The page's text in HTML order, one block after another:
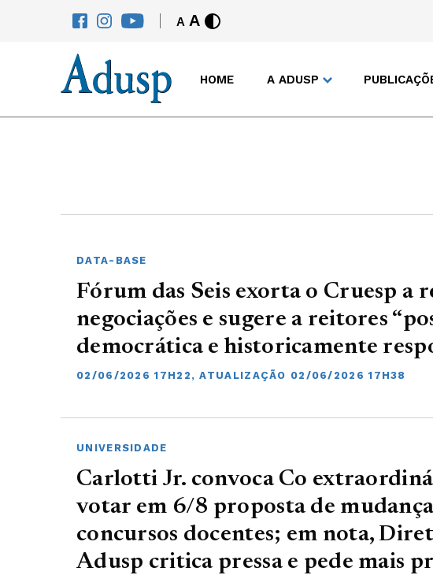
A A
HOME A ADUSP
DATA-BASE
Fórum das Seis exorta o Cruesp a
negociações e sugere a reitores
democrática e historicamente
02/06/2026 17H22, ATUALIZAÇÃO 02/06/2026 17H38
UNIVERSIDADE
Carlotti Jr. convoca Co
votar em 6/8 proposta de
concursos docentes; em nota,
Adusp critica pressa e pede mais